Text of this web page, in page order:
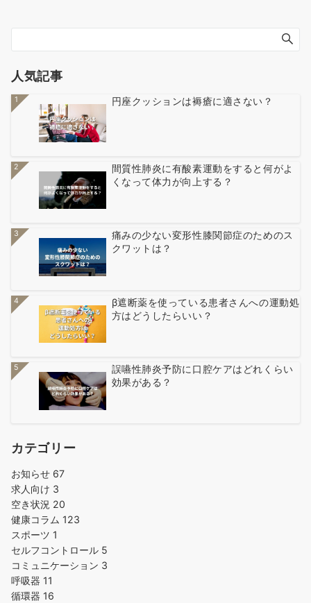
人気記事
1 円座クッションは褥瘡に適さない？
2
間質性肺炎に有酸素運動をすると何がよ
くなって体力が向上する？
3
痛みの少ない変形性膝関節症のためのス
クワットは？
4
β遮断薬を使っている患者さんへの運動処
方はどうしたらいい？
5
誤嚥性肺炎予防に口腔ケアはどれくらい
効果がある？
カテゴリー
お知らせ 67
求人向け 3
空き状況 20
健康コラム 123
スポーツ 1
セルフコントロール 5
コミュニケーション 3
呼吸器 11
循環器 16